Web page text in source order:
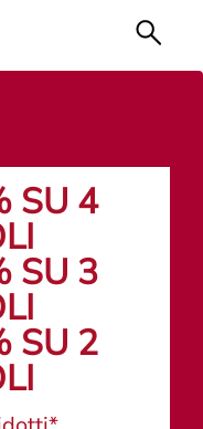
SU 4
SU 3
SU 2